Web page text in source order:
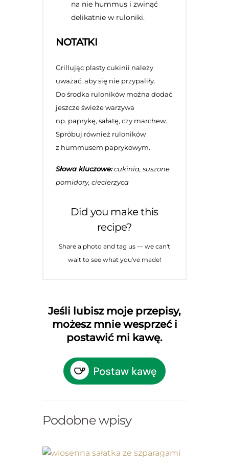
na nie hummus i zwinąć
delikatnie w ruloniki.
NOTATKI
Grillując plasty cukinii należy
uważać, aby się nie przypaliły.
Do środka ruloników można dodać
jeszcze świeże warzywa
np. paprykę, sałatę, czy marchew.
Spróbuj również ruloników
z hummusem paprykowym.
Słowa kluczowe:cukinia, suszone
pomidory, ciecierzyca
Did you make this
recipe?
Share a photo and tag us — we can't
wait to see what you've made!
Jeśli lubisz moje przepisy,
możesz mnie wesprzeć i
postawić mi kawę.
Podobne wpisy